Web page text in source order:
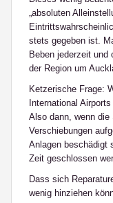
„absoluten
stets gegeben ist.
Beben jederzeit und
der Region um
Ketzerische Frage:
International
Also dann, wenn die
Verschiebungen
Anlagen beschädigt
Zeit geschlossen
Dass sich
wenig hinziehen